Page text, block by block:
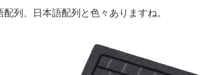
配列、日本語配列と色々ありますね。